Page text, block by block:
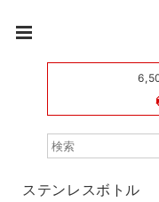
ステンレスボトル